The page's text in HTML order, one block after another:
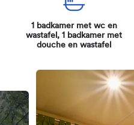
1 badkamer met wc en
wastafel, 1 badkamer met
douche en wastafel